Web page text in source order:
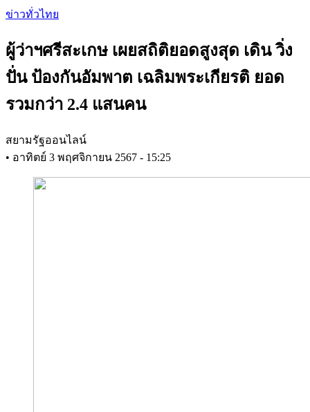
Skip
content
ข่าวทั่วไทย
ผู้ว่าฯศรีสะเกษ เผยสถิติยอดสูงสุด เดิน วิ่ง
ปั่น ป้องกันอัมพาต เฉลิมพระเกียรติ ยอด
รวมกว่า 2.4 แสนคน
สยามรัฐออนไลน์
• อาทิตย์ 3 พฤศจิกายน 2567 - 15:25